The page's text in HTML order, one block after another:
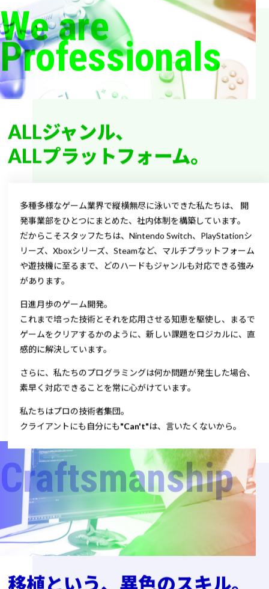
We are
Professionals
ALLジャンル、
ALLプラットフォーム。
多種多様なゲーム業界で縦横無尽に泳いできた私たちは、
開
発事業部をひとつにまとめた、社内体制を構築しています。
だからこそスタッフたちは、Nintendo Switch、PlayStationシ
リーズ、Xboxシリーズ、Steamなど、マルチプラットフォーム
や遊技機に至るまで、どのハードもジャンルも対応できる強み
があります。
日進月歩のゲーム開発。
これまで培った技術とそれを応用させる知恵を駆使し、 まるで
ゲームをクリアするかのように、新しい課題をロジカルに、直
感的に解決しています。
さらに、私たちのプログラミングは何か問題が発生した場合、
素早く対応できることを常に心がけています。
私たちはプロの技術者集団。
クライアントにも自分にも"Can't"は、言いたくないから。
Craftsmanship
移植という、 異色のスキル。